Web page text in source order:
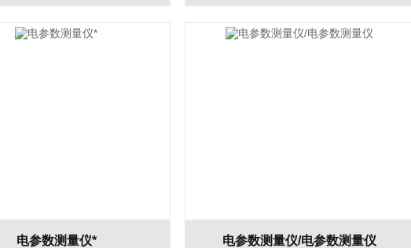
电参数测量仪* 电参数测量仪/电参数测量仪